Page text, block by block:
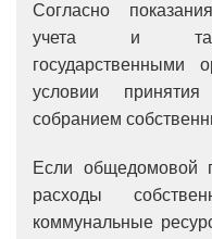
Согласно
учета и
государственными
условии
собранием
Если общедомовой
расходы
коммунальные